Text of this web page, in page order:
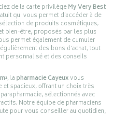
de la carte privilègeMy Very Best
qui vous permet d’accéder à de
de produits cosmétiques,
bien-être, proposés par les plus
permet également de cumuler
des bons d’achat, tout
personnalisé et des conseils
, lapharmacie Cayeuxvous
spacieux, offrant un choix très
sélectionnés avec
Notre équipe de pharmaciens
pour vous conseiller au quotidien,